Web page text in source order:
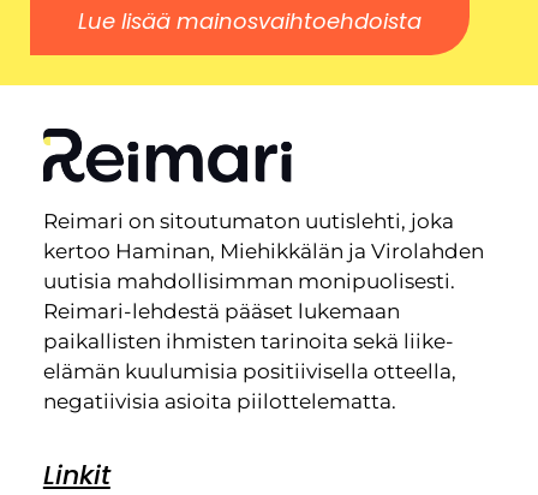
Lue lisää mainosvaihtoehdoista
Reimari on sitoutumaton uutislehti, joka
kertoo Haminan, Miehikkälän ja Virolahden
uutisia mahdollisimman monipuolisesti.
Reimari-lehdestä pääset lukemaan
paikallisten ihmisten tarinoita sekä liike-
elämän kuulumisia positiivisella otteella,
negatiivisia asioita piilottelematta.
Linkit